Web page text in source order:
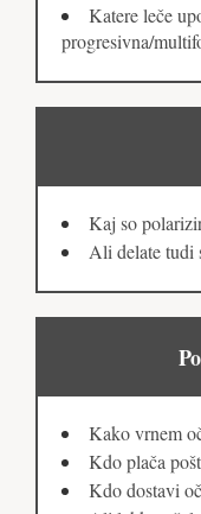
Katere leče
progresivna/
Kaj so
Ali delate tudi
Kako vrnem
Kdo plača
Kdo dostavi